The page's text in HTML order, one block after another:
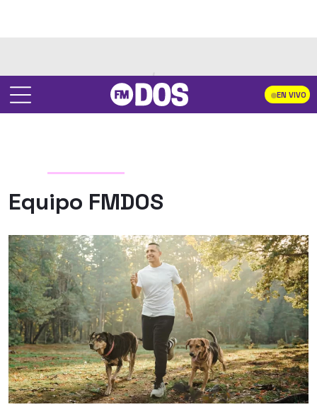
EN VIVO
Equipo FMDOS